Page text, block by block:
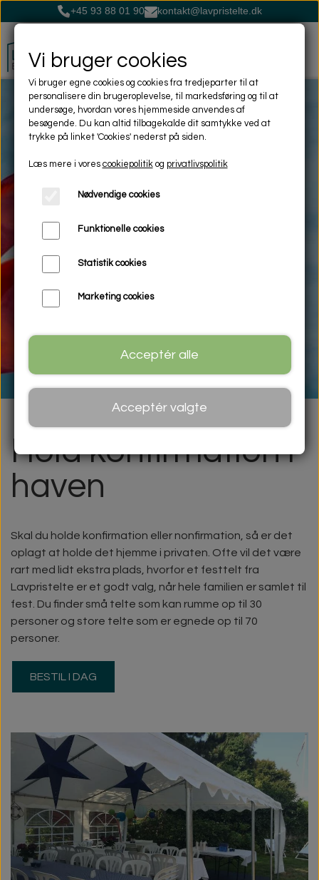
+45 93 88 01 90 kontakt@lavpristelte.dk
Konfirmation
Hold konfirmation i
haven
Skal du holde konfirmation eller nonfirmation, så er det
oplagt at holde det hjemme i privaten. Ofte vil det være
rart med lidt ekstra plads, hvorfor et festtelt fra
Lavpristelte er et godt valg, når hele familien er samlet til
fest. Du finder små telte som kan rumme op til 30
personer og store telte som er egnede op til 70
personer.
BESTIL I DAG
Vi bruger cookies
Vi bruger egne cookies og cookies fra tredjeparter til at
personalisere din brugeroplevelse, til markedsføring og til at
undersøge, hvordan vores hjemmeside anvendes af
besøgende. Du kan altid tilbagekalde dit samtykke ved at
trykke på linket 'Cookies' nederst på siden.
Læs mere i vores cookiepolitikog privatlivspolitik
Nødvendige cookies
Funktionelle cookies
Statistik cookies
Marketing cookies
Acceptér alle
Acceptér valgte